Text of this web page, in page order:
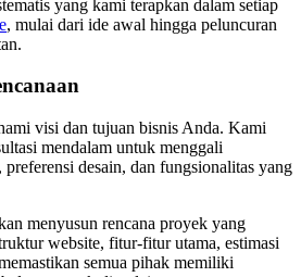
yang kami terapkan dalam setiap
, mulai dari ide awal hingga peluncuran
visi dan tujuan bisnis Anda. Kami
mendalam untuk menggali
preferensi desain, dan fungsionalitas yang
menyusun rencana proyek yang
website, fitur-fitur utama, estimasi
semua pihak memiliki